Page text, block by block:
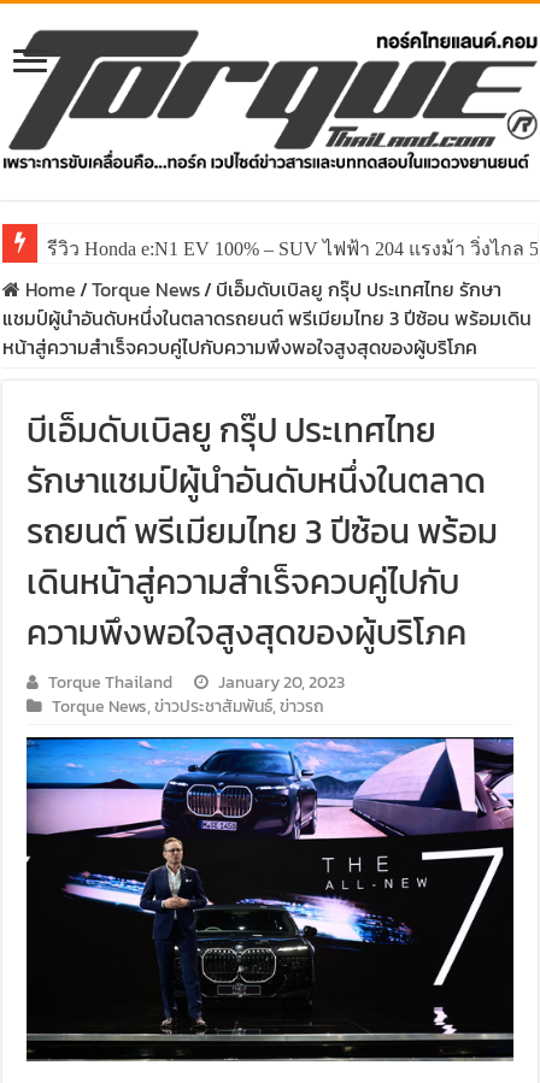
รีวิว Honda e:N1 EV 100% – SUV ไฟฟ้า 204 แรงม้า วิ่งไกล
รีวิว ลองขับ All New GWM HAVAL H6 ปรับโฉมหน้าใหม่
Home/Torque News/ บีเอ็มดับเบิลยู กรุ๊ป ประเทศไทย รักษา
แชมป์ผู้นำอันดับหนึ่งในตลาดรถยนต์ พรีเมียมไทย 3 ปีซ้อน พร้อมเดิน
หน้าสู่ความสำเร็จควบคู่ไปกับความพึงพอใจสูงสุดของผู้บริโภค
บีเอ็มดับเบิลยู กรุ๊ป ประเทศไทย
รักษาแชมป์ผู้นำอันดับหนึ่งในตลาด
รถยนต์ พรีเมียมไทย 3 ปีซ้อน พร้อม
เดินหน้าสู่ความสำเร็จควบคู่ไปกับ
ความพึงพอใจสูงสุดของผู้บริโภค
Torque Thailand
January 20, 2023
Torque News,ข่าวประชาสัมพันธ์,ข่าวรถ